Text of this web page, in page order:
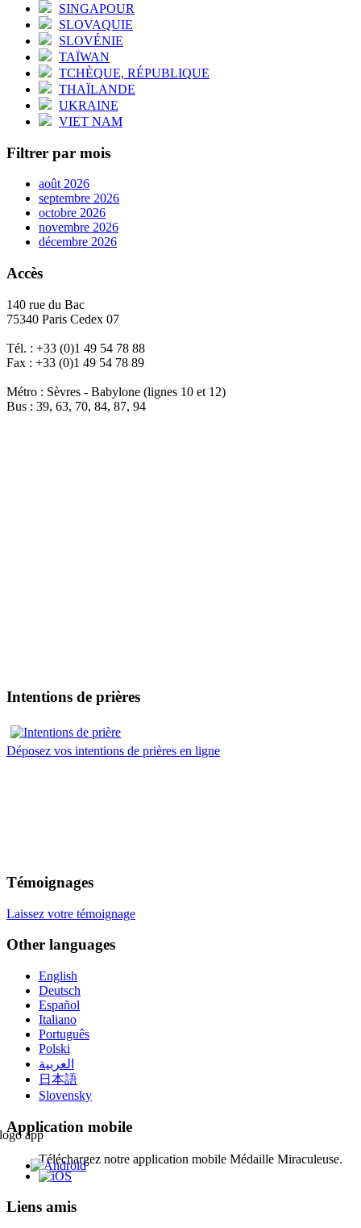
SINGAPOUR
SLOVAQUIE
SLOVÉNIE
TAÏWAN
TCHÈQUE, RÉPUBLIQUE
THAÏLANDE
UKRAINE
VIET NAM
Filtrer par mois
août 2026
septembre 2026
octobre 2026
novembre 2026
décembre 2026
Accès
140 rue du Bac
75340 Paris Cedex 07
Tél. : +33 (0)1 49 54 78 88
Fax : +33 (0)1 49 54 78 89
Métro : Sèvres - Babylone (lignes 10 et 12)
Bus : 39, 63, 70, 84, 87, 94
Intentions de prières
Déposez vos intentions de prières en ligne
Témoignages
Laissez votre témoignage
Other languages
English
Deutsch
Español
Italiano
Português
Polski
العربية
日本語
Slovensky
Application mobile
Téléchargez notre application mobile Médaille Miraculeuse.
Liens amis